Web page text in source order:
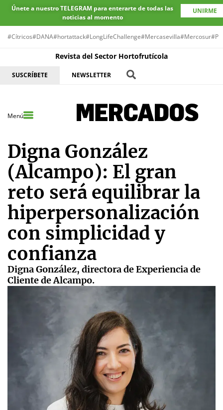
Únete a nuestro TELEGRAM para enterarte de todas las
noticias al momento
UNIRME
#Cítricos#DANA#hortattack#LongLifeChallenge#Mercasevilla#Mercosur
Revista del Sector Hortofrutícola
SUSCRÍBETE NEWSLETTER
Menú
Digna González
(Alcampo): El gran
reto será equilibrar la
hiperpersonalización
con simplicidad y
confianza
Digna González, directora de Experiencia de
Cliente de Alcampo.